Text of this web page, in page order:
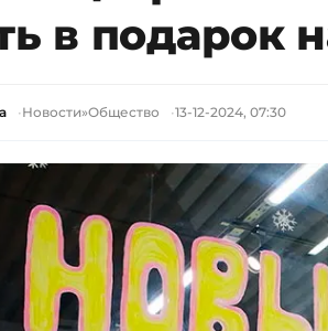
в подарок
Новости»Общество 13-12-2024, 07:30